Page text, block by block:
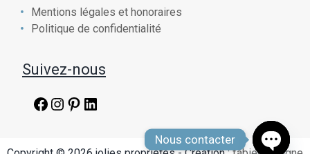
Mentions légales et honoraires
Politique de confidentialité
Suivez-nous
Facebook
Instagram
Pinterest
Nous contacter